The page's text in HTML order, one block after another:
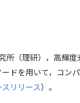
所（理研），高輝
ドを用いて，コン
リリース）。